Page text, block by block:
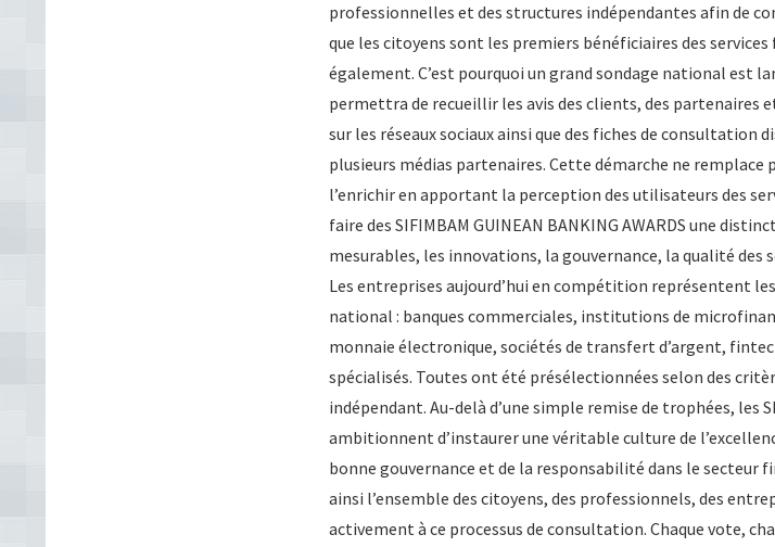
professionnelles et des structures indépendantes afin de
que les citoyens sont les premiers bénéficiaires des
également. C’est pourquoi un grand sondage national est
permettra de recueillir les avis des clients, des partenaires
sur les réseaux sociaux ainsi que des fiches de consultation
plusieurs médias partenaires. Cette démarche ne
l’enrichir en apportant la perception des utilisateurs des
faire des SIFIMBAM GUINEAN BANKING AWARDS une
mesurables, les innovations, la gouvernance, la qualité des
Les entreprises aujourd’hui en compétition représentent
national : banques commerciales, institutions de
monnaie électronique, sociétés de transfert d’argent,
spécialisés. Toutes ont été présélectionnées selon des
indépendant. Au-delà d’une simple remise de trophées, les
ambitionnent d’instaurer une véritable culture de
bonne gouvernance et de la responsabilité dans le secteur
ainsi l’ensemble des citoyens, des professionnels, des
activement à ce processus de consultation. Chaque vote,